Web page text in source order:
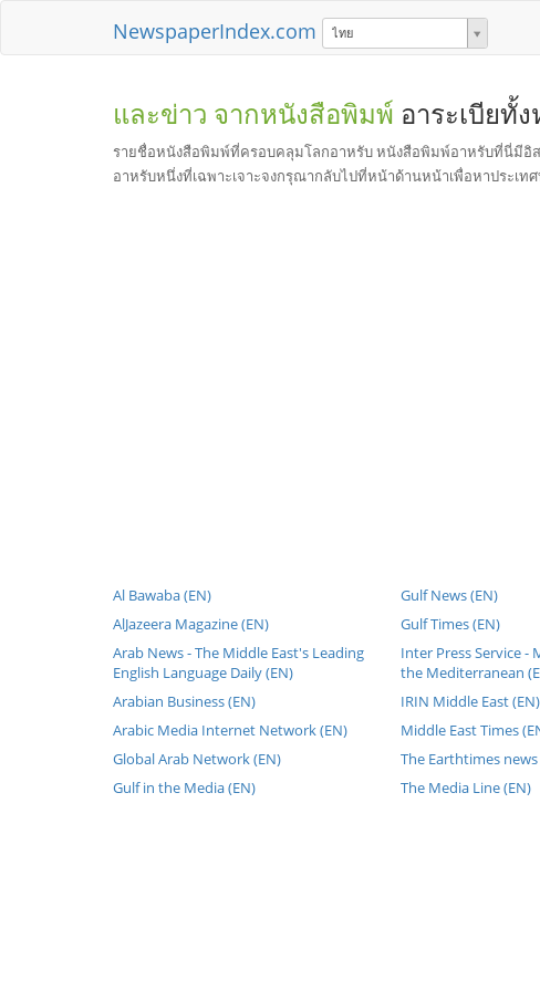
NewspaperIndex.com ไทย
และข่าว จากหนังสือพิมพ์ อาระเบียทั้
รายชื่อหนังสือพิมพ์ที่ครอบคลุมโลกอาหรับ หนังสือพิมพ์อาหรับที่นี่มีอิ
อาหรับหนึ่งที่เฉพาะเจาะจงกรุณากลับไปที่หน้าด้านหน้าเพื่อหาประเ
Al Bawaba (EN)
AlJazeera Magazine (EN)
Arab News - The Middle East's Leading
English Language Daily (EN)
Arabian Business (EN)
Arabic Media Internet Network (EN)
Global Arab Network (EN)
Gulf in the Media (EN)
Gulf News (EN)
Gulf Times (EN)
Inter Press Service -
the Mediterranean
IRIN Middle East (EN)
Middle East Times
The Earthtimes
The Media Line (EN)